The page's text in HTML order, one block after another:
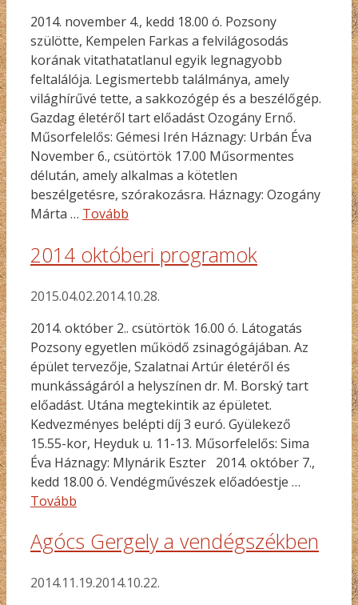
2014. november 4., kedd 18.00 ó. Pozsony
szülötte, Kempelen Farkas a felvilágosodás
korának vitathatatlanul egyik legnagyobb
feltalálója. Legismertebb találmánya, amely
világhírűvé tette, a sakkozógép és a beszélőgép.
Gazdag életéről tart előadást Ozogány Ernő.
Műsorfelelős: Gémesi Irén Háznagy: Urbán Éva
November 6., csütörtök 17.00 Műsormentes
délután, amely alkalmas a kötetlen
beszélgetésre, szórakozásra. Háznagy: Ozogány
Márta … Tovább
2014 októberi programok
2015.04.02.2014.10.28.
2014. október 2.. csütörtök 16.00 ó. Látogatás
Pozsony egyetlen működő zsinagógájában. Az
épület tervezője, Szalatnai Artúr életéről és
munkásságáról a helyszínen dr. M. Borský tart
előadást. Utána megtekintik az épületet.
Kedvezményes belépti díj 3 euró. Gyülekező
15.55-kor, Heyduk u. 11-13. Műsorfelelős: Sima
Éva Háznagy: Mlynárik Eszter 2014. október 7.,
kedd 18.00 ó. Vendégművészek előadóestje …
Tovább
Agócs Gergely a vendégszékben
2014.11.19.2014.10.22.